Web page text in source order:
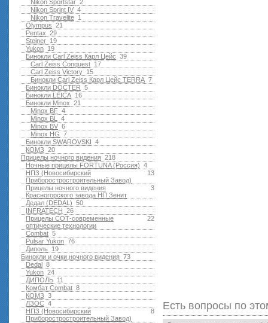
2
Nikon Sportstar
4
Nikon Sprint IV
1
Nikon Travelite
21
Olympus
29
Pentax
19
Steiner
19
Yukon
39
Бинокли Carl Zeiss Карл Цейс
17
Carl Zeiss Conquest
15
Carl Zeiss Victory
7
Бинокли Carl Zeiss Карл Цейс TERRA
5
Бинокли DOCTER
16
Бинокли LEICA
21
Бинокли Minox
4
Minox BF
4
Minox BL
6
Minox BV
7
Minox HG
4
Бинокли SWAROVSKI
20
КОМЗ
218
Прицелы ночного видения
4
Ночные прицелы FORTUNA (Россия)
13
НПЗ (Новосибирский
Приборостростроительный Завод)
3
Прицелы ночного видения
Красногорского завода НП Зенит
50
Дедал (DEDAL)
26
INFRATECH
22
Прицелы СОТ-современные
оптические технологии
5
Combat
76
Pulsar Yukon
19
Диполь
73
Бинокли и очки ночного видения
8
Dedal
24
Yukon
11
ДИПОЛЬ
8
Комбат Combat
3
КОМЗ
4
ЛЗОС
8
НПЗ (Новосибирский
Приборостростроительный Завод)
Есть вопросы по